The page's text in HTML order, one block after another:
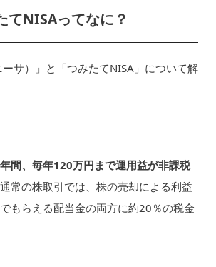
てNISAってなに？
ーサ）」と「つみたてNISA」について解
間、毎年120万円まで運用益が非課税
常の株取引では、株の売却による利益
もらえる配当金の両方に約20％の税金